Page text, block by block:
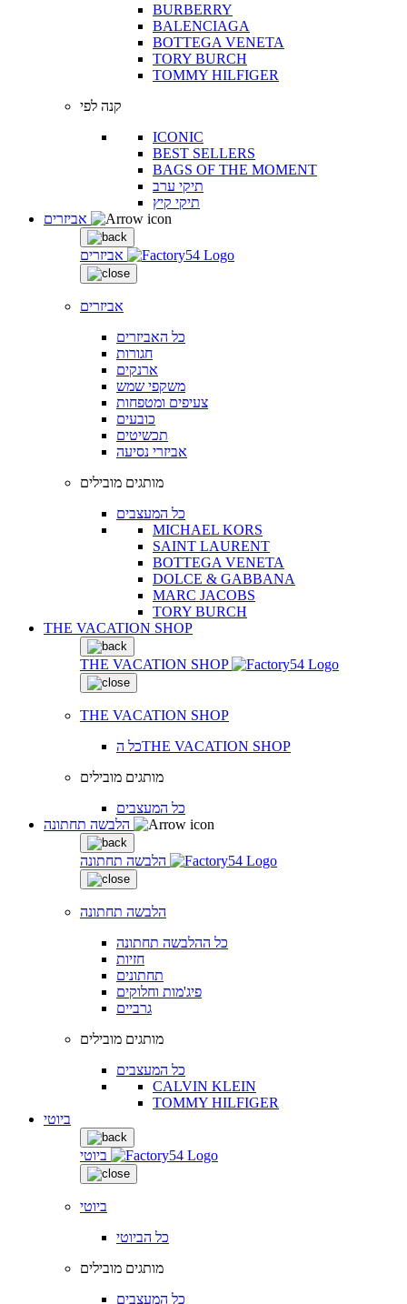
BURBERRY
BALENCIAGA
BOTTEGA VENETA
TORY BURCH
TOMMY HILFIGER
קנה לפי
ICONIC
BEST SELLERS
BAGS OF THE MOMENT
תיקי ערב
תיקי קיץ
אביזרים
אביזרים
כל האביזרים
חגורות
ארנקים
משקפי שמש
צעיפים ומטפחות
כובעים
תכשיטים
אביזרי נסיעה
מותגים מובילים
כל המעצבים
MICHAEL KORS
SAINT LAURENT
BOTTEGA VENETA
DOLCE & GABBANA
MARC JACOBS
TORY BURCH
THE VACATION SHOP
THE VACATION SHOP
THE VACATION SHOP
כל הTHE VACATION SHOP
מותגים מובילים
כל המעצבים
הלבשה תחתונה
הלבשה תחתונה
כל ההלבשה תחתונה
חזיות
תחתונים
פיג'מות וחלוקים
גרביים
מותגים מובילים
כל המעצבים
CALVIN KLEIN
TOMMY HILFIGER
ביוטי
ביוטי
ביוטי
כל הביוטי
מותגים מובילים
כל המעצבים